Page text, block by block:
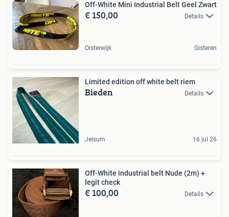
Off-White Mini Industrial Belt Geel Zwart
€ 150,00 Details
Oisterwijk Gisteren
Limited edition off white belt riem
Bieden Details
Jelsum 16 jul 26
Off-White industrial belt Nude (2m) +
legit check
€ 100,00 Details